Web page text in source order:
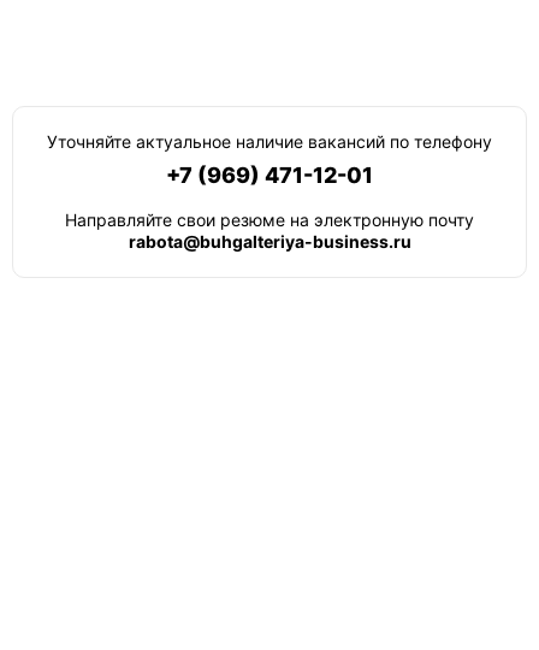
Уточняйте актуальное наличие вакансий по телефону
+7 (969) 471-12-01
Направляйте свои резюме на электронную почту
rabota@buhgalteriya-business.ru